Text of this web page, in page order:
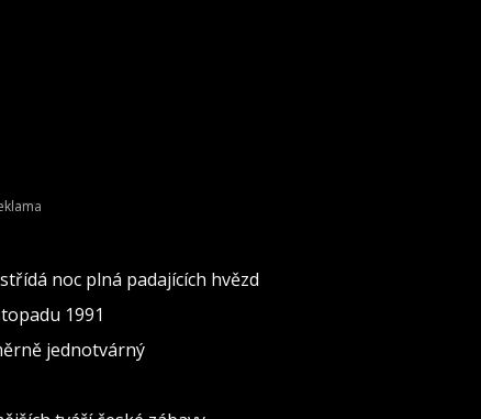
noc plná padajících hvězd
1991
jednotvárný